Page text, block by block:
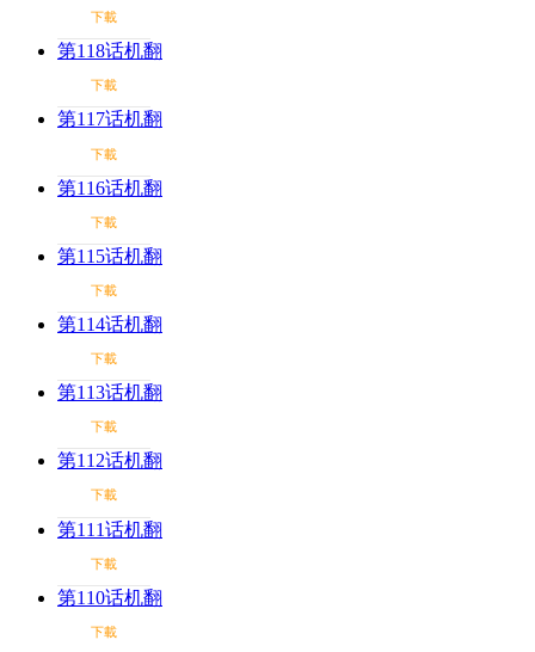
下載
第118话机翻
下載
第117话机翻
下載
第116话机翻
下載
第115话机翻
下載
第114话机翻
下載
第113话机翻
下載
第112话机翻
下載
第111话机翻
下載
第110话机翻
下載